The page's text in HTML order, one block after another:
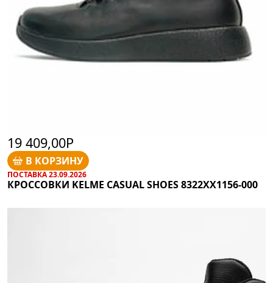
19 409,00Р
В КОРЗИНУ
ПОСТАВКА 23.09.2026
КРОССОВКИ KELME CASUAL SHOES 8322XX1156-000